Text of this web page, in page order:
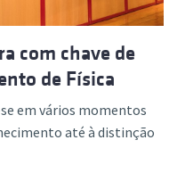
com chave de
de Física
em vários momentos
até à distinção